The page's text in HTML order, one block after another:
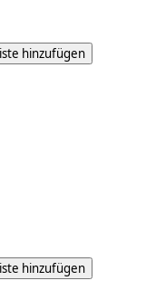
hinzufügen
hinzufügen